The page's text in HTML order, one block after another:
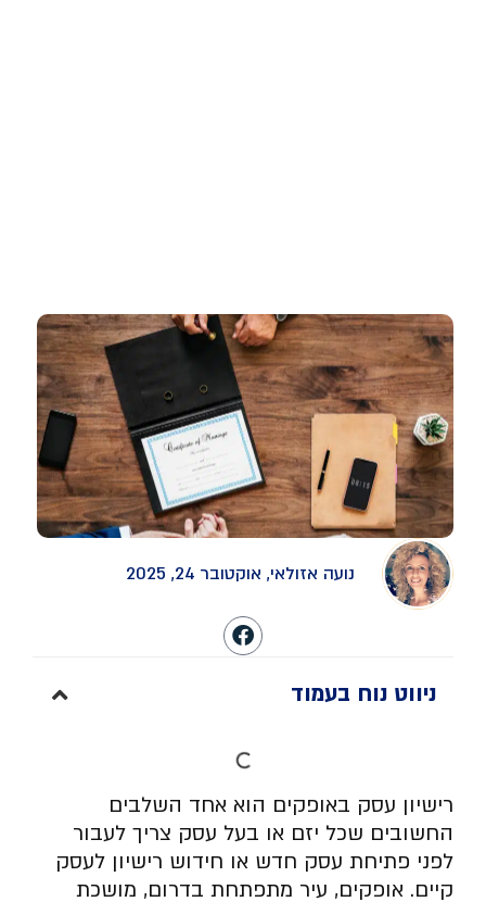
נועה אזולאי, אוקטובר 24, 2025
ניווט נוח בעמוד
רישיון עסק באופקים הוא אחד השלבים
החשובים שכל יזם או בעל עסק צריך לעבור
לפני פתיחת עסק חדש או חידוש רישיון לעסק
קיים. אופקים, עיר מתפתחת בדרום, מושכת